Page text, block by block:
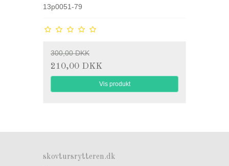
13p0051-79
300,00 DKK
210,00 DKK
Vis produkt
skovtursrytteren.dk